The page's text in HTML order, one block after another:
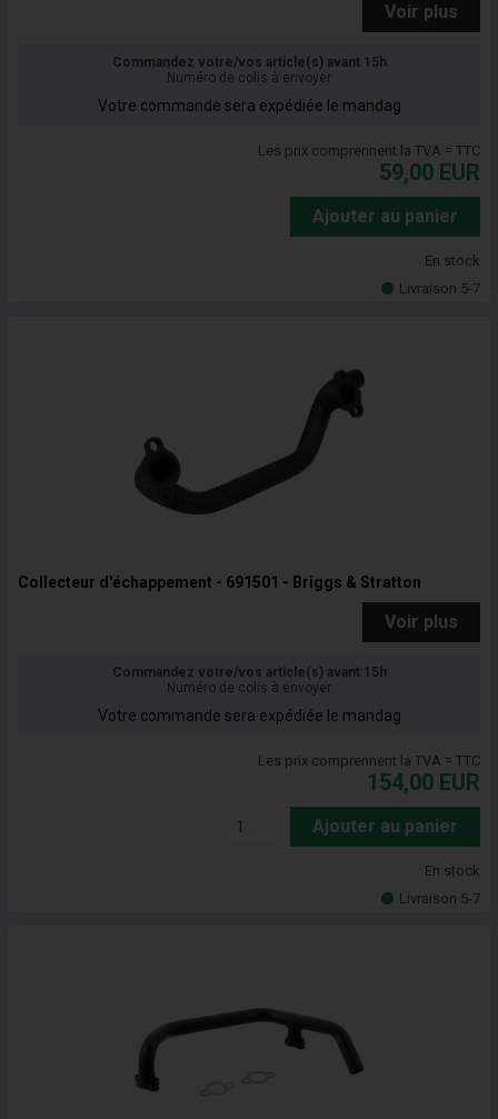
Voir plus
Commandez votre/vos article(s) avant 15h
Numéro de colis à envoyer
Votre commande sera expédiée le mandag
Les prix comprennent la TVA = TTC
59,00 EUR
Ajouter au panier
En stock
Livraison 5-7
Collecteur d'échappement - 691501 - Briggs & Stratton
Voir plus
Commandez votre/vos article(s) avant 15h
Numéro de colis à envoyer
Votre commande sera expédiée le mandag
Les prix comprennent la TVA = TTC
154,00 EUR
Ajouter au panier
En stock
Livraison 5-7